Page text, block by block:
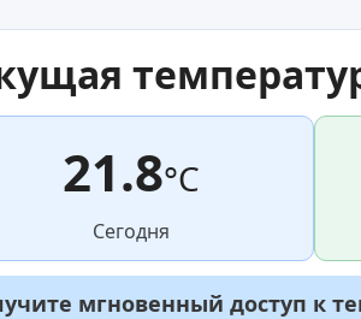
21.8°C
Сегодня
мгновенный доступ к